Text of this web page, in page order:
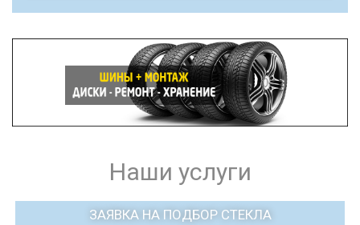
Наши услуги
ЗАЯВКА НА ПОДБОР СТЕКЛА